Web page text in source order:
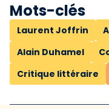
Mots-clés
Laurent Joffrin
Alain Duhamel
Critique littéraire